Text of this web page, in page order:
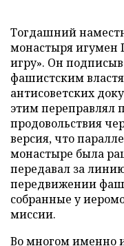
Тогдашний
монастыря игумен
игру». Он
фашистским
антисоветских
этим переправлял
продовольствия
версия, что
монастыре была
передавал за
передвижении
собранные у
миссии.
Во многом именно